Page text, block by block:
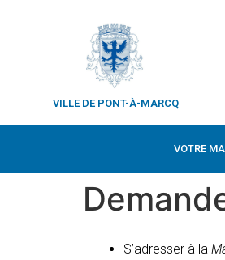
VILLE DE PONT-À-MARCQ
VOTRE
S’adresser à la